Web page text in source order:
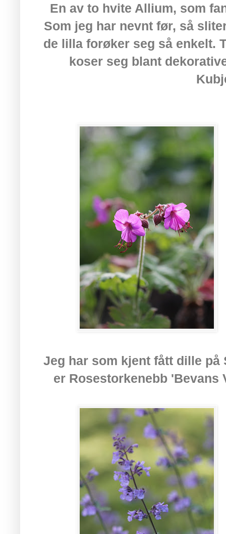
En av to hvite Allium, som
Som jeg har nevnt før, så
de lilla forøker seg så enkelt.
koser seg blant
Jeg har som kjent fått dille
er Rosestorkenebb 'Bevans